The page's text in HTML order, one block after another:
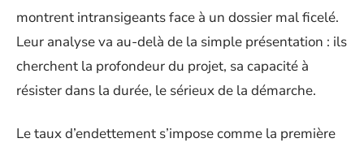
montrent intransigeants face à un dossier mal ficelé.
Leur analyse va au-delà de la simple présentation : ils
cherchent la profondeur du projet, sa capacité à
résister dans la durée, le sérieux de la démarche.
Le taux d’endettement s’impose comme la première